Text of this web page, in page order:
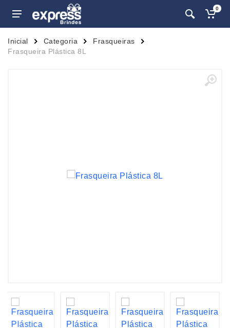
0
Inicial Categoria
Frasqueiras
Frasqueira Plástica 8L